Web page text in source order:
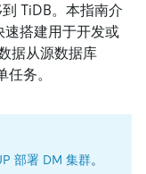
TiDB。本指南介
速搭建用于开发或
据从源数据库
务。
部署 DM 集群。